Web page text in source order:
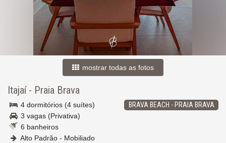
mostrar todas as fotos
Itajaí- Praia Brava
BRAVA BEACH - PRAIA BRAVA
4 dormitórios (4 suítes)
3 vagas (Privativa)
6 banheiros
Alto Padrão - Mobiliado